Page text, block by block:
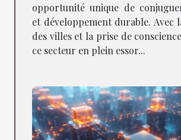
opportunité unique de
et développement durable. Avec
des villes et la prise de
ce secteur en plein essor...